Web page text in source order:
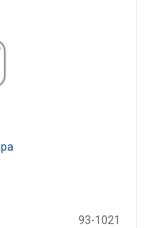
93-1021